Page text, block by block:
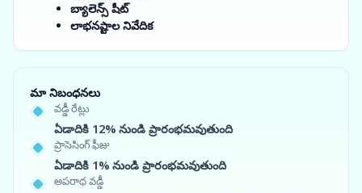
బ్యాలెన్స్ షీట్
లాభనష్టాల నివేదిక
మా నిబంధనలు
వడ్డీ రేట్లు
ఏడాదికి 12% నుండి ప్రారంభమవుతుంది
ప్రాసెసింగ్ ఫీజు
ఏడాదికి 1% నుండి ప్రారంభమవుతుంది
అపరాధ వడ్డీ